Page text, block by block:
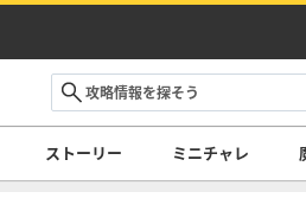
ストーリー ミニチャレ